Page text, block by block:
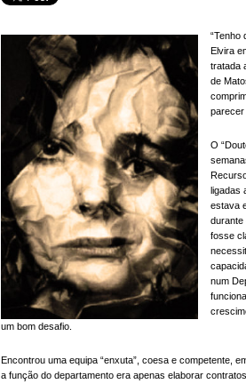
“Tenho
Elvira
tratada
de
parecer
O
ligadas
estava
durante
fosse
num
um bom desafio.
Encontrou uma equipa “enxuta”, coesa e competente,
a função do departamento era apenas elaborar